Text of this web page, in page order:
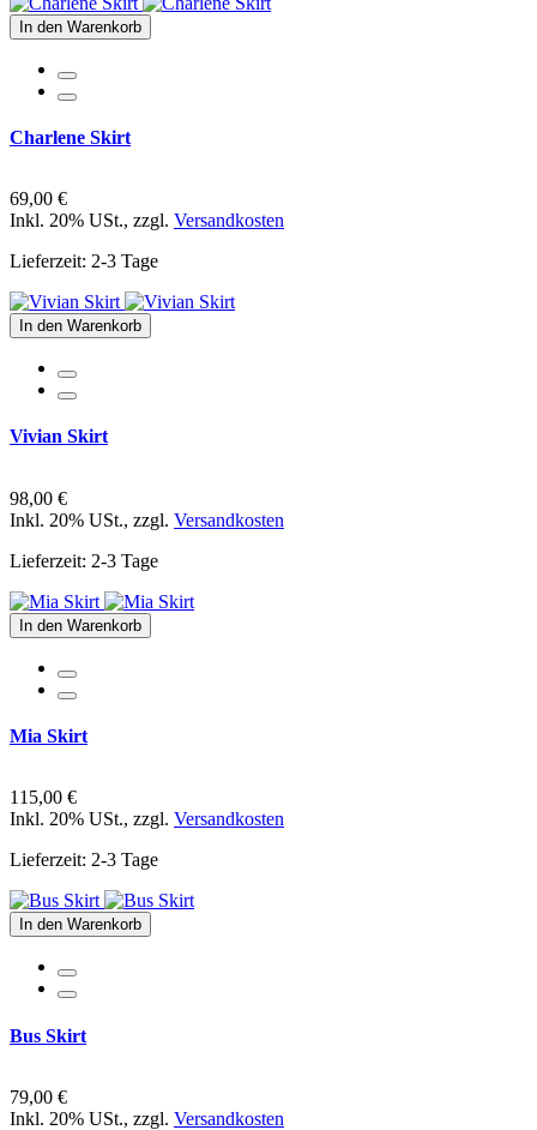
In den Warenkorb
Charlene Skirt
69,00 €
Inkl. 20% USt., zzgl. Versandkosten
Lieferzeit: 2-3 Tage
In den Warenkorb
Vivian Skirt
98,00 €
Inkl. 20% USt., zzgl. Versandkosten
Lieferzeit: 2-3 Tage
In den Warenkorb
Mia Skirt
115,00 €
Inkl. 20% USt., zzgl. Versandkosten
Lieferzeit: 2-3 Tage
In den Warenkorb
Bus Skirt
79,00 €
Inkl. 20% USt., zzgl. Versandkosten